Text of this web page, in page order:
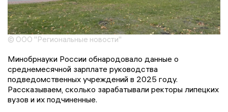
© ООО "Региональные новости"
Минобрнауки России обнародовало данные о
среднемесячной зарплате руководства
подведомственных учреждений в 2025 году.
Рассказываем, сколько зарабатывали ректоры липецких
вузов и их подчиненные.